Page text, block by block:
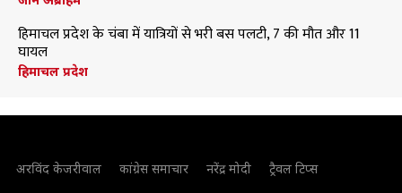
हिमाचल प्रदेश के चंबा में यात्रियों से भरी बस पलटी, 7 की मौत और 11
घायल
हिमाचल प्रदेश
अरविंद केजरीवाल कांग्रेस समाचार नरेंद्र मोदी
ट्रैवल टिप्स